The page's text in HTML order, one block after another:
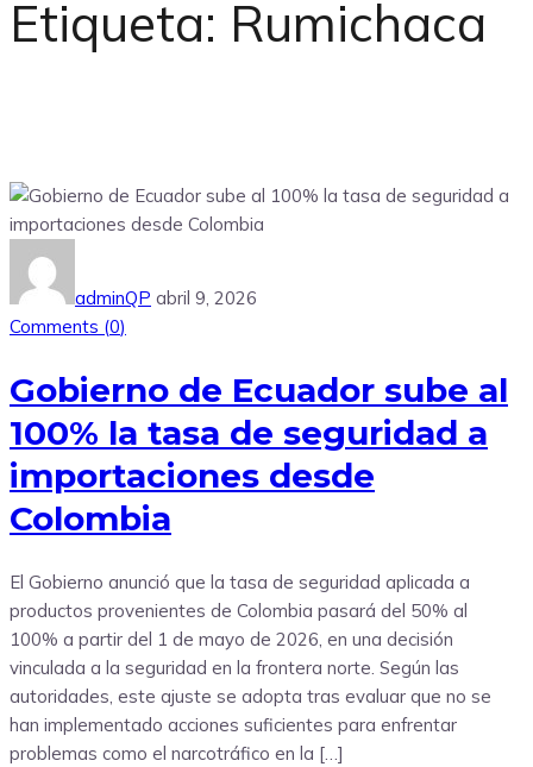
Etiqueta: Rumichaca
adminQP abril 9, 2026
Comments (0)
Gobierno de Ecuador sube al
100% la tasa de seguridad a
importaciones desde
Colombia
El Gobierno anunció que la tasa de seguridad aplicada a
productos provenientes de Colombia pasará del 50% al
100% a partir del 1 de mayo de 2026, en una decisión
vinculada a la seguridad en la frontera norte. Según las
autoridades, este ajuste se adopta tras evaluar que no se
han implementado acciones suficientes para enfrentar
problemas como el narcotráfico en la […]